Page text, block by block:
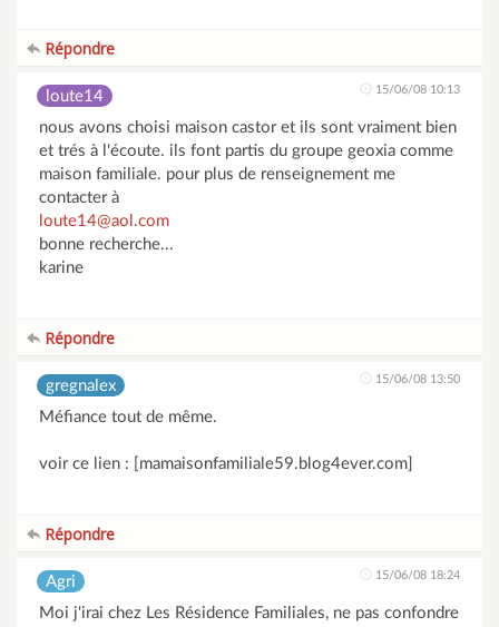
Répondre
loute14 15/06/08 10:13
nous avons choisi maison castor et ils sont vraiment bien
et trés à l'écoute. ils font partis du groupe geoxia comme
maison familiale. pour plus de renseignement me
contacter à
loute14@aol.com
bonne recherche...
karine
Répondre
gregnalex 15/06/08 13:50
Méfiance tout de même.
voir ce lien : [mamaisonfamiliale59.blog4ever.com]
Répondre
Agri 15/06/08 18:24
Moi j'irai chez Les Résidence Familiales, ne pas confondre